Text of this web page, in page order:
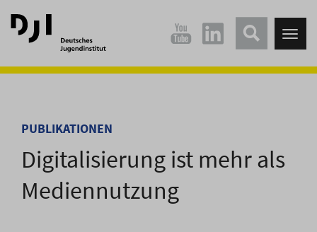
Direkt
zum
Hauptinhalt
Direkt
zum
Hauptmenü
PUBLIKATIONEN
Digitalisierung ist mehr als
Mediennutzung